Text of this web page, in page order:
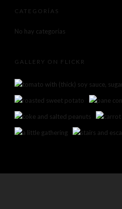
CATEGORÍAS
No hay categorías
GALLERY ON FLICKR